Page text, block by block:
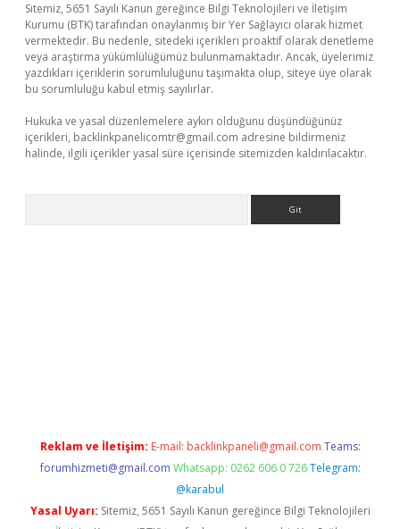
Sitemiz, 5651 Sayılı Kanun gereğince Bilgi Teknolojileri ve İletişim
Kurumu (BTK) tarafından onaylanmış bir Yer Sağlayıcı olarak hizmet
vermektedir. Bu nedenle, sitedeki içerikleri proaktif olarak denetleme
veya araştırma yükümlülüğümüz bulunmamaktadır. Ancak, üyelerimiz
yazdıkları içeriklerin sorumluluğunu taşımakta olup, siteye üye olarak
bu sorumluluğu kabul etmiş sayılırlar.
Hukuka ve yasal düzenlemelere aykırı olduğunu düşündüğünüz
içerikleri, backlinkpanelicomtr@gmail.com adresine bildirmeniz
halinde, ilgili içerikler yasal süre içerisinde sitemizden kaldırılacaktır.
Reklam ve İletişim: E-mail: backlinkpaneli@gmail.com Teams:
forumhizmeti@gmail.com Whatsapp: 0262 606 0 726 Telegram:
@karabul
Yasal Uyarı: Sitemiz, 5651 Sayılı Kanun gereğince Bilgi Teknolojileri